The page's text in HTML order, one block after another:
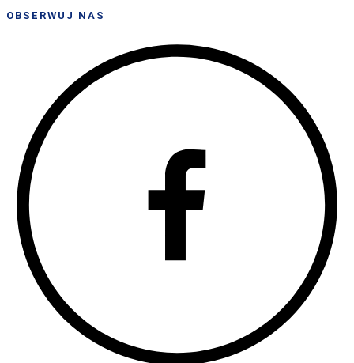
OBSERWUJ NAS